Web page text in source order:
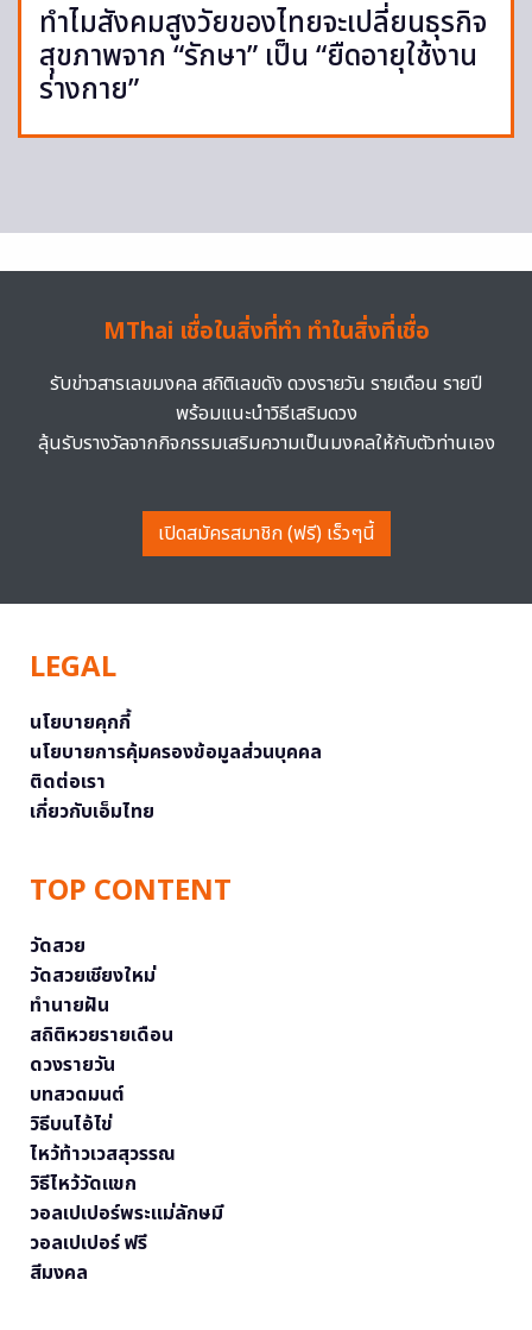
ทำไมสังคมสูงวัยของไทยจะเปลี่ยนธุรกิจ
สุขภาพจาก “รักษา” เป็น “ยืดอายุใช้งาน
ร่างกาย”
MThai เชื่อในสิ่งที่ทำ ทำในสิ่งที่เชื่อ
รับข่าวสารเลขมงคล สถิติเลขดัง ดวงรายวัน รายเดือน รายปี
พร้อมแนะนำวิธีเสริมดวง
ลุ้นรับรางวัลจากกิจกรรมเสริมความเป็นมงคลให้กับตัวท่านเอง
เปิดสมัครสมาชิก (ฟรี) เร็วๆนี้
LEGAL
นโยบายคุกกี้
นโยบายการคุ้มครองข้อมูลส่วนบุคคล
ติดต่อเรา
เกี่ยวกับเอ็มไทย
TOP CONTENT
วัดสวย
วัดสวยเชียงใหม่
ทำนายฝัน
สถิติหวยรายเดือน
ดวงรายวัน
บทสวดมนต์
วิธีบนไอ้ไข่
ไหว้ท้าวเวสสุวรรณ
วิธีไหว้วัดแขก
วอลเปเปอร์พระแม่ลักษมี
วอลเปเปอร์ ฟรี
สีมงคล